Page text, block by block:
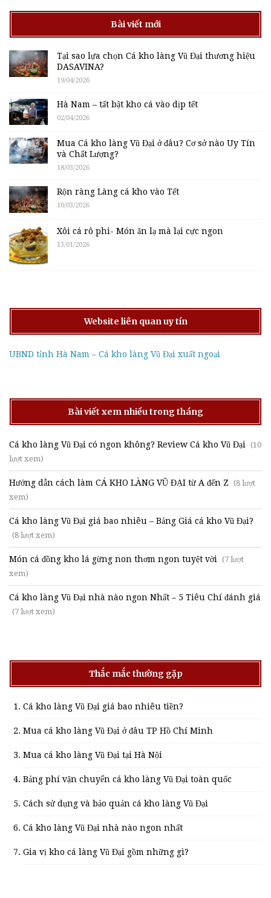
Bài viết mới
Tại sao lựa chọn Cá kho làng Vũ Đại thương hiệu
DASAVINA?
19/04/2026
Hà Nam – tất bật kho cá vào dịp tết
02/04/2026
Mua Cá kho làng Vũ Đại ở đâu? Cơ sở nào Uy Tín
và Chất Lượng?
18/03/2026
Rộn ràng Làng cá kho vào Tết
10/03/2026
Xôi cá rô phi- Món ăn lạ mà lại cực ngon
13/01/2026
Website liên quan uy tín
UBND tỉnh Hà Nam – Cá kho làng Vũ Đại xuất ngoại
Bài viết xem nhiều trong tháng
Cá kho làng Vũ Đại có ngon không? Review Cá kho Vũ Đại (10
lượt xem)
Hướng dẫn cách làm CÁ KHO LÀNG VŨ ĐẠI từ A đến Z (8 lượt
xem)
Cá kho làng Vũ Đại giá bao nhiêu – Bảng Giá cá kho Vũ Đại?
(8 lượt xem)
Món cá đồng kho lá gừng non thơm ngon tuyệt vời (7 lượt
xem)
Cá kho làng Vũ Đại nhà nào ngon Nhất – 5 Tiêu Chí đánh giá
(7 lượt xem)
Thắc mắc thường gặp
Cá kho làng Vũ Đại giá bao nhiêu tiền?
Mua cá kho làng Vũ Đại ở đâu TP Hồ Chí Minh
Mua cá kho làng Vũ Đại tại Hà Nội
Bảng phí vận chuyển cá kho làng Vũ Đại toàn quốc
Cách sử dụng và bảo quản cá kho làng Vũ Đại
Cá kho làng Vũ Đại nhà nào ngon nhất
Gia vị kho cá làng Vũ Đại gồm những gì?